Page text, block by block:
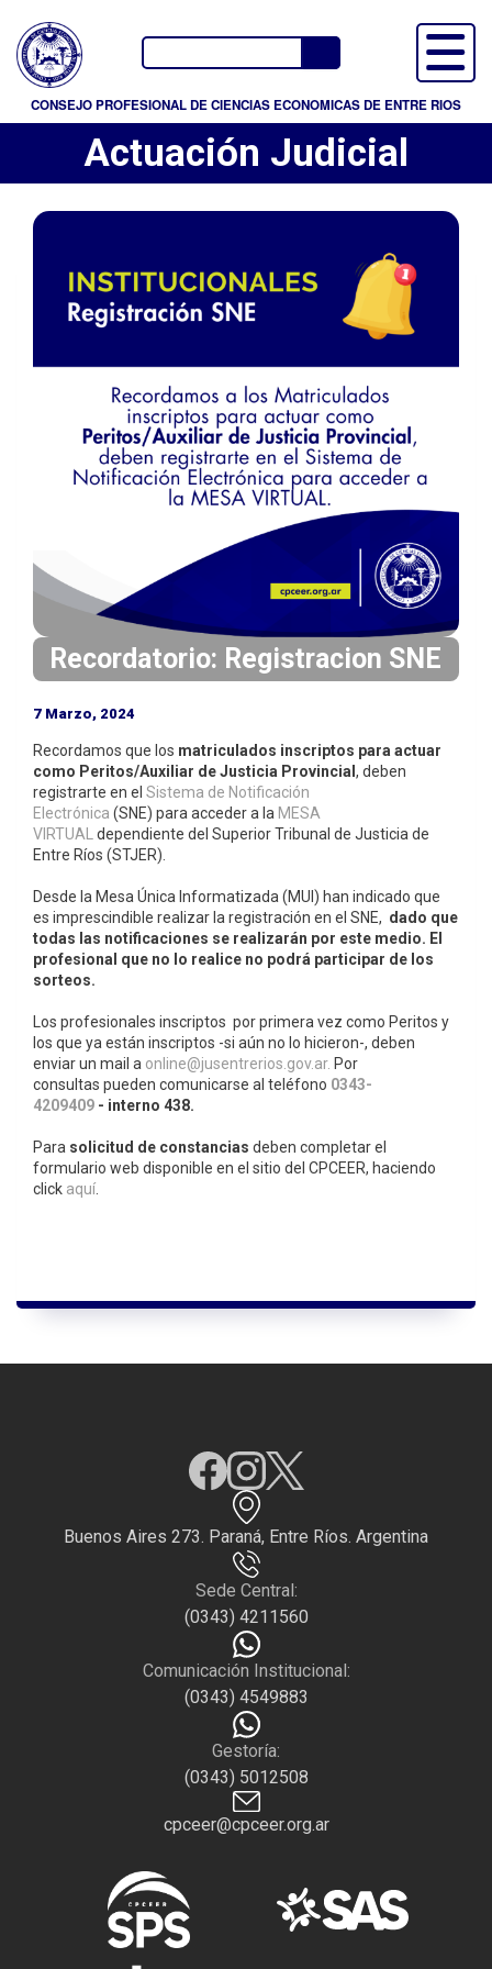
a
s
a
r
a
l
c
t
e
i
d
o
p
r
i
n
l
CONSEJO PROFESIONAL DE CIENCIAS ECONOMICAS DE ENTRE RIOS
Buscador
Actuación Judicial
Recordatorio: Registracion SNE
7 Marzo, 2024
Recordamos que los matriculados inscriptos para actuar
como Peritos/Auxiliar de Justicia Provincial , deben
registrarte en el Sistema de Notificación
Electrónica (SNE) para acceder a la MESA
VIRTUAL
dependiente del Superior Tribunal de Justicia de
Entre Ríos (STJER).
Desde la Mesa Única Informatizada (MUI) han indicado que
es imprescindible realizar la registración en el SNE, dado que
todas las notificaciones se realizarán por este medio. El
profesional que no lo realice no podrá participar de los
sorteos.
Los profesionales inscriptos por primera vez como Peritos y
los que ya están inscriptos -si aún no lo hicieron-, deben
enviar un mail a online@jusentrerios.gov.ar. Por
consultas pueden comunicarse al teléfono 0343-
4209409 - interno 438.
Para solicitud de constancias deben completar el
formulario web disponible en el sitio del CPCEER, haciendo
click aquí
Buenos Aires 273. Paraná, Entre Ríos. Argentina
Sede Central:
(0343) 4211560
Comunicación Institucional:
(0343) 4549883
Gestoría:
(0343) 5012508
cpceer@cpceer.org.ar